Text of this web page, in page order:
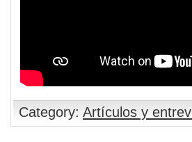
Category: Artículos y